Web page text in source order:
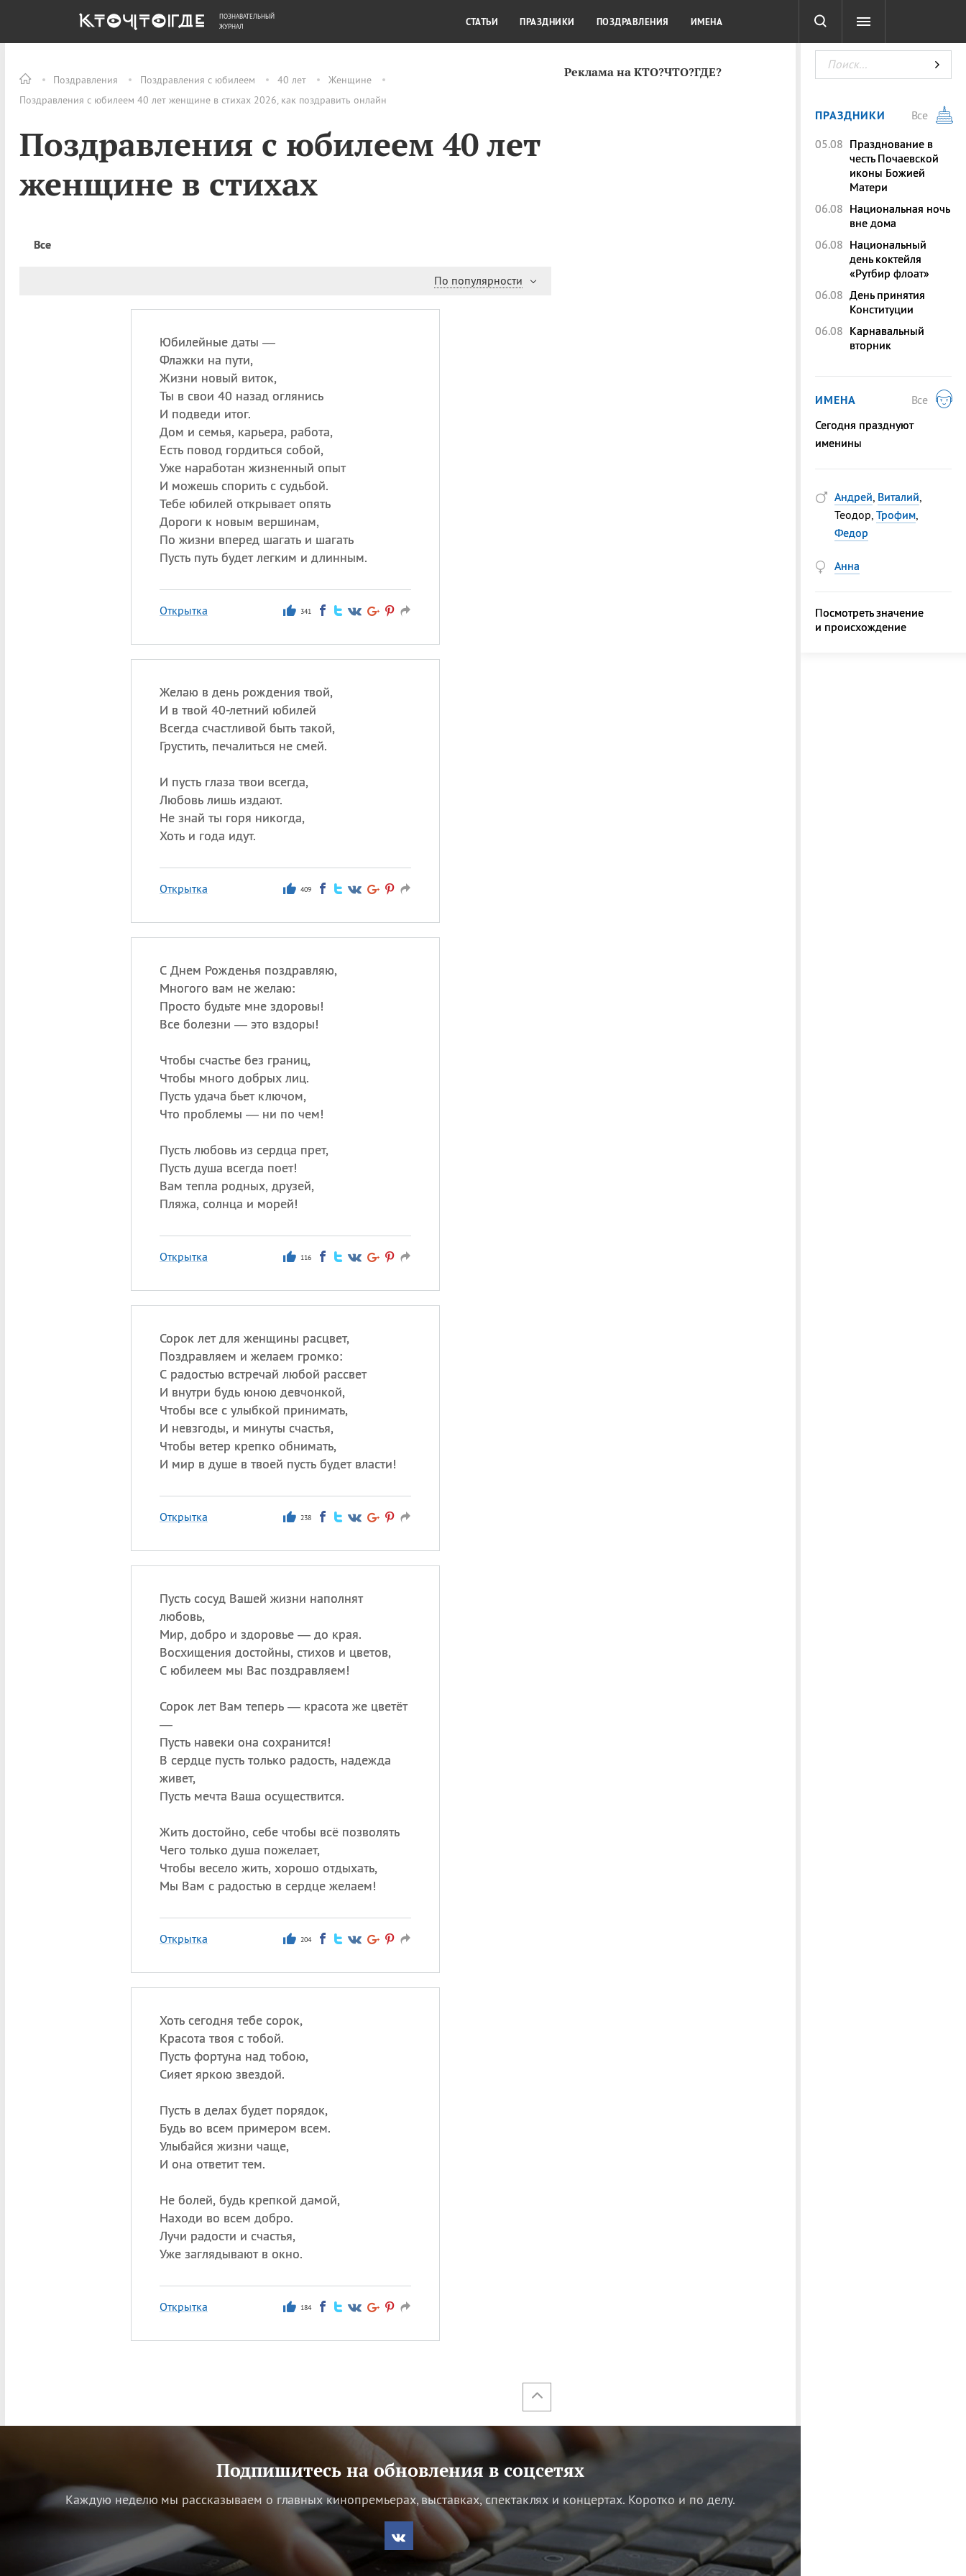
Поздравления Поздравления с юбилеем 40 лет
Женщине
Поздравления с юбилеем 40 лет женщине в стихах 2026, как поздравить онлайн
Поздравления с юбилеем 40 лет
женщине в стихах
Все
По популярности
Юбилейные даты —
Флажки на пути,
Жизни новый виток,
Ты в свои 40 назад оглянись
И подведи итог.
Дом и семья, карьера, работа,
Есть повод гордиться собой,
Уже наработан жизненный опыт
И можешь спорить с судьбой.
Тебе юбилей открывает опять
Дороги к новым вершинам,
По жизни вперед шагать и шагать
Пусть путь будет легким и длинным.
Открытка 341
Желаю в день рождения твой,
И в твой 40-летний юбилей
Всегда счастливой быть такой,
Грустить, печалиться не смей.
И пусть глаза твои всегда,
Любовь лишь издают.
Не знай ты горя никогда,
Хоть и года идут.
Открытка 409
С Днем Рожденья поздравляю,
Многого вам не желаю:
Просто будьте мне здоровы!
Все болезни — это вздоры!
Чтобы счастье без границ,
Чтобы много добрых лиц.
Пусть удача бьет ключом,
Что проблемы — ни по чем!
Пусть любовь из сердца прет,
Пусть душа всегда поет!
Вам тепла родных, друзей,
Пляжа, солнца и морей!
Открытка 116
Сорок лет для женщины расцвет,
Поздравляем и желаем громко:
С радостью встречай любой рассвет
И внутри будь юною девчонкой,
Чтобы все с улыбкой принимать,
И невзгоды, и минуты счастья,
Чтобы ветер крепко обнимать,
И мир в душе в твоей пусть будет власти!
Открытка 238
Пусть сосуд Вашей жизни наполнят
любовь,
Мир, добро и здоровье — до края.
Восхищения достойны, стихов и цветов,
С юбилеем мы Вас поздравляем!
Сорок лет Вам теперь — красота же цветёт
—
Пусть навеки она сохранится!
В сердце пусть только радость, надежда
живет,
Пусть мечта Ваша осуществится.
Жить достойно, себе чтобы всё позволять
Чего только душа пожелает,
Чтобы весело жить, хорошо отдыхать,
Мы Вам с радостью в сердце желаем!
Открытка 204
Хоть сегодня тебе сорок,
Красота твоя с тобой.
Пусть фортуна над тобою,
Сияет яркою звездой.
Пусть в делах будет порядок,
Будь во всем примером всем.
Улыбайся жизни чаще,
И она ответит тем.
Не болей, будь крепкой дамой,
Находи во всем добро.
Лучи радости и счастья,
Уже заглядывают в окно.
Открытка 184
Реклама на КТО?ЧТО?ГДЕ?
Подпишитесь на обновления в соцсетях
Каждую неделю мы рассказываем о главных кинопремьерах, выставках, спектаклях и концертах. Коротко и по делу.
ОБЩЕСТВО ДЕНЬГИ КУЛЬТУРА КРАСОТА ТЕСТЫ
ПОЗНАВАТЕЛЬНЫЙ
ЖУРНАЛ
СТАТЬИ ПРАЗДНИКИ ПОЗДРАВЛЕНИЯ ИМЕНА
ПРАЗДНИКИ
Все
05.08 Празднование в
честь Почаевской
иконы Божией
Матери
06.08 Национальная ночь
вне дома
06.08 Национальный
день коктейля
«Рутбир флоат»
06.08 День принятия
Конституции
06.08 Карнавальный
вторник
ИМЕНА
Все
Сегодня празднуют
именины
Андрей, Виталий,
Теодор, Трофим,
Федор
Анна
Посмотреть значение
и происхождение